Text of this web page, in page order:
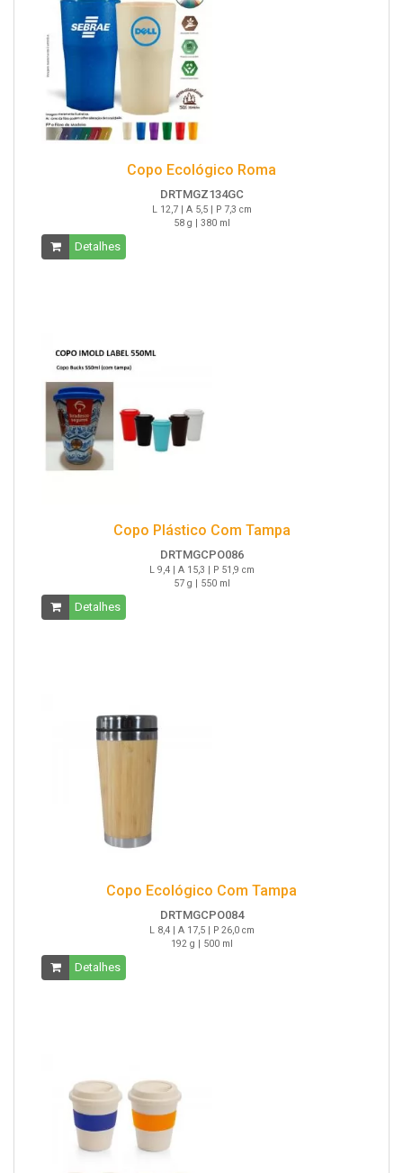
Copo Ecológico Roma
DRTMGZ134GC
L 12,7 | A 5,5 | P 7,3 cm
58 g | 380 ml
Detalhes
Copo Plástico Com Tampa
DRTMGCPO086
L 9,4 | A 15,3 | P 51,9 cm
57 g | 550 ml
Detalhes
Copo Ecológico Com Tampa
DRTMGCPO084
L 8,4 | A 17,5 | P 26,0 cm
192 g | 500 ml
Detalhes